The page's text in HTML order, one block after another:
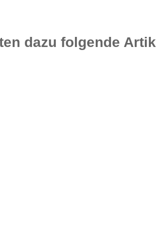
dazu folgende